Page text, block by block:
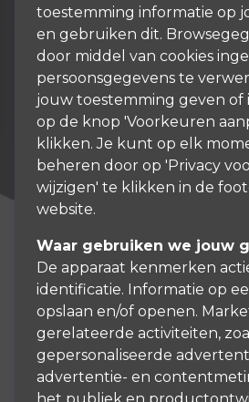
U wilt uw eerste huis
toestemming informatie op
en gebruiken dit.
door middel van cookies
persoonsgegevens te
jouw toestemming geven
op de knop 'Voorkeuren
klikken. Je kunt op elk
beheren door op 'Privacy
wijzigen' te klikken in de
website.
Waar gebruiken we jouw
De apparaat kenmerken
identificatie. Informatie op
opslaan en/of openen.
gerelateerde activiteiten,
gepersonaliseerde
advertentie- en